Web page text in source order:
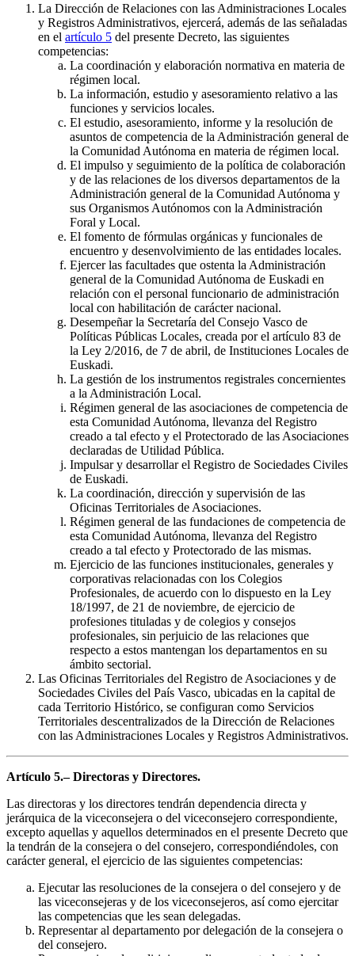
La Dirección de Relaciones con las Administraciones Locales
y Registros Administrativos, ejercerá, además de las señaladas
en el artículo 5 del presente Decreto, las siguientes
competencias:
La coordinación y elaboración normativa en materia de
régimen local.
La información, estudio y asesoramiento relativo a las
funciones y servicios locales.
El estudio, asesoramiento, informe y la resolución de
asuntos de competencia de la Administración general de
la Comunidad Autónoma en materia de régimen local.
El impulso y seguimiento de la política de colaboración
y de las relaciones de los diversos departamentos de la
Administración general de la Comunidad Autónoma y
sus Organismos Autónomos con la Administración
Foral y Local.
El fomento de fórmulas orgánicas y funcionales de
encuentro y desenvolvimiento de las entidades locales.
Ejercer las facultades que ostenta la Administración
general de la Comunidad Autónoma de Euskadi en
relación con el personal funcionario de administración
local con habilitación de carácter nacional.
Desempeñar la Secretaría del Consejo Vasco de
Políticas Públicas Locales, creada por el artículo 83 de
la Ley 2/2016, de 7 de abril, de Instituciones Locales de
Euskadi.
La gestión de los instrumentos registrales concernientes
a la Administración Local.
Régimen general de las asociaciones de competencia de
esta Comunidad Autónoma, llevanza del Registro
creado a tal efecto y el Protectorado de las Asociaciones
declaradas de Utilidad Pública.
Impulsar y desarrollar el Registro de Sociedades Civiles
de Euskadi.
La coordinación, dirección y supervisión de las
Oficinas Territoriales de Asociaciones.
Régimen general de las fundaciones de competencia de
esta Comunidad Autónoma, llevanza del Registro
creado a tal efecto y Protectorado de las mismas.
Ejercicio de las funciones institucionales, generales y
corporativas relacionadas con los Colegios
Profesionales, de acuerdo con lo dispuesto en la Ley
18/1997, de 21 de noviembre, de ejercicio de
profesiones tituladas y de colegios y consejos
profesionales, sin perjuicio de las relaciones que
respecto a estos mantengan los departamentos en su
ámbito sectorial.
Las Oficinas Territoriales del Registro de Asociaciones y de
Sociedades Civiles del País Vasco, ubicadas en la capital de
cada Territorio Histórico, se configuran como Servicios
Territoriales descentralizados de la Dirección de Relaciones
con las Administraciones Locales y Registros Administrativos.
Artículo 5.– Directoras y Directores.
Las directoras y los directores tendrán dependencia directa y
jerárquica de la viceconsejera o del viceconsejero correspondiente,
excepto aquellas y aquellos determinados en el presente Decreto que
la tendrán de la consejera o del consejero, correspondiéndoles, con
carácter general, el ejercicio de las siguientes competencias:
Ejecutar las resoluciones de la consejera o del consejero y de
las viceconsejeras y de los viceconsejeros, así como ejercitar
las competencias que les sean delegadas.
Representar al departamento por delegación de la consejera o
del consejero.